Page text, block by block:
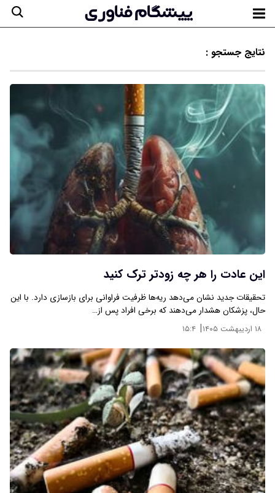
نتایج جستجو :
این عادت را هر چه زودتر ترک کنید
تحقیقات جدید نشان می‌دهد ریه‌ها ظرفیت فراوانی برای بازسازی دارد. با این
حال، پزشکان هشدار می‌دهند که برخی افراد پس از…
۱۸ اردیبهشت ۱۴۰۵ | ۱۵:۴